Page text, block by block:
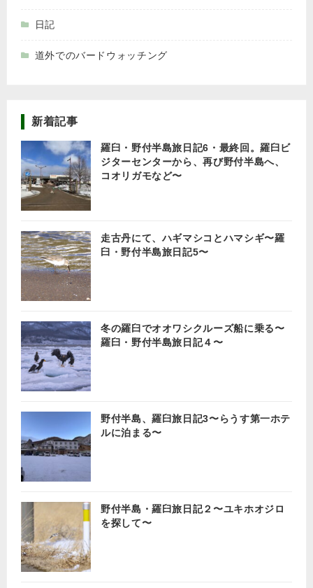
日記
道外でのバードウォッチング
新着記事
羅臼・野付半島旅日記6・最終回。羅臼ビ
ジターセンターから、再び野付半島へ、
コオリガモなど〜
走古丹にて、ハギマシコとハマシギ〜羅
臼・野付半島旅日記5〜
冬の羅臼でオオワシクルーズ船に乗る〜
羅臼・野付半島旅日記４〜
野付半島、羅臼旅日記3〜らうす第一ホテ
ルに泊まる〜
野付半島・羅臼旅日記２〜ユキホオジロ
を探して〜